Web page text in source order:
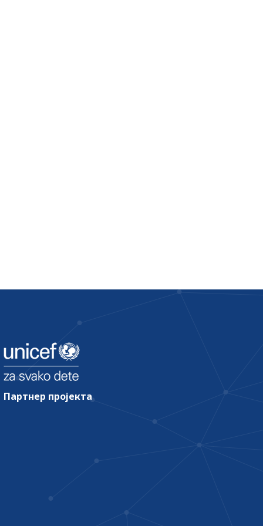
Партнер пројекта